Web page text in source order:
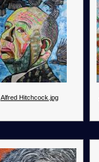
Alfred Hitchcock.jpg